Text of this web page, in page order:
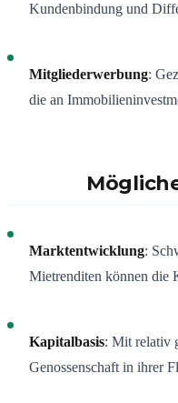
Kundenbindung und
Mitgliederwerbung:
die an
Marktentwicklung:
Mietrenditen können die
Kapitalbasis: Mit relativ
Genossenschaft in ihrer